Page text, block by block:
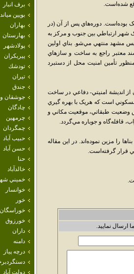
برف انبار
بويين
بهاران
بهارستان
پولادشهر
پيربكران
تودشك
تيران
جندق
جوشقان و
چادگان
چرمهين
چمگردان
حبيب آباد
حسن آباد
حنا
خالدآباد
خميني
خوانسار
خور
خوراسگان
خورزوق
داران
دامنه
درچه پياز
دولت آباد
شده‌است.
بوده‌است. دوره‌هاي پس از آن (در
شهر ارتباطي بين جنوب و مرکز به
مشهد منتهي مي‌شو. بناي اولين
معتبر راجع به ساخت و سازهاي
تأمين امنيت محل از دستبرد
از انديشة امنيتي- دفاعي در ساخت
است که هريک با بهره گيري
وضعيت طبقاتي، موقعيت مکاني و
قافله‌گاه و جوباره مي‌گردد.
را مزين نموده‌اند. در اين مقاله
قرار گرفته‌است.
ارسال نمایید.